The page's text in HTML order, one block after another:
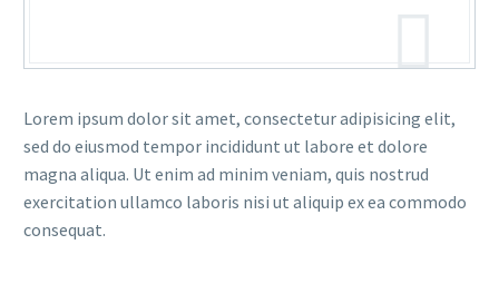
Lorem ipsum dolor sit amet, consectetur adipisicing elit,
sed do eiusmod tempor incididunt ut labore et dolore
magna aliqua. Ut enim ad minim veniam, quis nostrud
exercitation ullamco laboris nisi ut aliquip ex ea commodo
consequat.